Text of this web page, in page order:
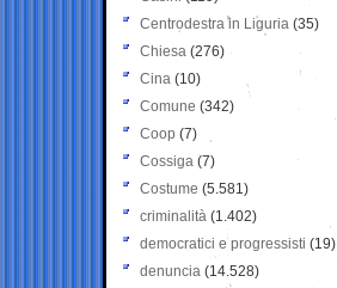
Centrodestra in Liguria (35)
Chiesa (276)
Cina (10)
Comune (342)
Coop (7)
Cossiga (7)
Costume (5.581)
criminalità (1.402)
democratici e progressisti (19)
denuncia (14.528)